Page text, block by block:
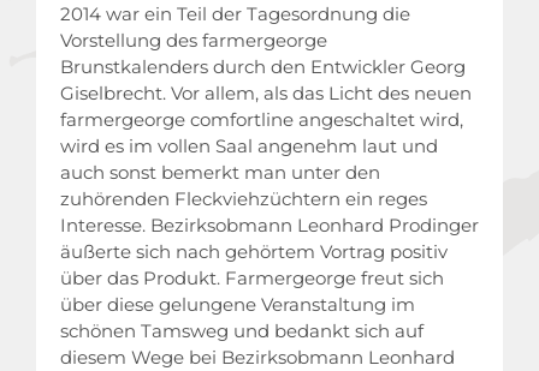
2014 war ein Teil der Tagesordnung die
Vorstellung des farmergeorge
Brunstkalenders durch den Entwickler Georg
Giselbrecht. Vor allem, als das Licht des neuen
farmergeorge comfortline angeschaltet wird,
wird es im vollen Saal angenehm laut und
auch sonst bemerkt man unter den
zuhörenden Fleckviehzüchtern ein reges
Interesse. Bezirksobmann Leonhard Prodinger
äußerte sich nach gehörtem Vortrag positiv
über das Produkt. Farmergeorge freut sich
über diese gelungene Veranstaltung im
schönen Tamsweg und bedankt sich auf
diesem Wege bei Bezirksobmann Leonhard